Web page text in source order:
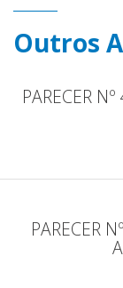
Outros
PARECER
PARECER